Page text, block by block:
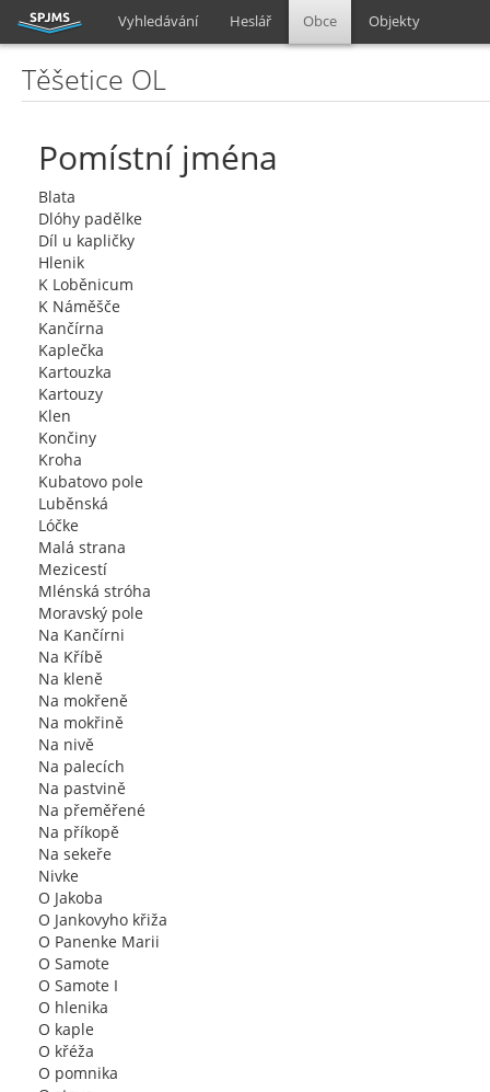
Vyhledávání Heslář Obce Objekty
Těšetice OL
Pomístní jména
Blata
Dlóhy padělke
Díl u kapličky
Hlenik
K Loběnicum
K Náměšče
Kančírna
Kaplečka
Kartouzka
Kartouzy
Klen
Končiny
Kroha
Kubatovo pole
Luběnská
Lóčke
Malá strana
Mezicestí
Mlénská stróha
Moravský pole
Na Kančírni
Na Kříbě
Na kleně
Na mokřeně
Na mokřině
Na nivě
Na palecích
Na pastvině
Na přeměřené
Na příkopě
Na sekeře
Nivke
O Jakoba
O Jankovyho křiža
O Panenke Marii
O Samote
O Samote I
O hlenika
O kaple
O křéža
O pomnika